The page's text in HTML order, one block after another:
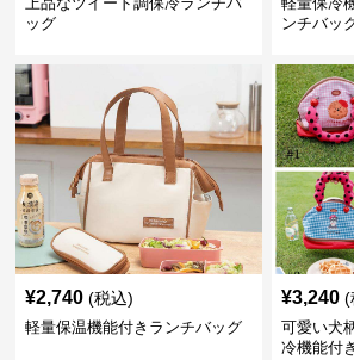
ッグ
ンチバッ
¥2,740 (税込)
軽量保温機能付きランチバッグ
¥3,240 (
可愛い犬
冷機能付